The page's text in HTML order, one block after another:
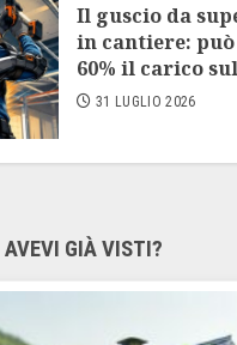
Il guscio da
in cantiere:
60% il carico
31 LUGLIO 2026
AVEVI GIÀ VISTI?